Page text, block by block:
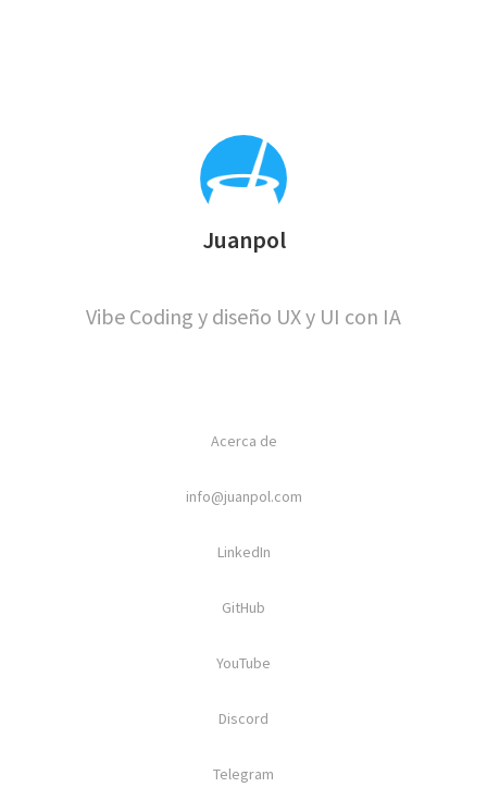
Juanpol
Vibe Coding y diseño UX y UI con IA
Acerca de
info@juanpol.com
LinkedIn
GitHub
YouTube
Discord
Telegram